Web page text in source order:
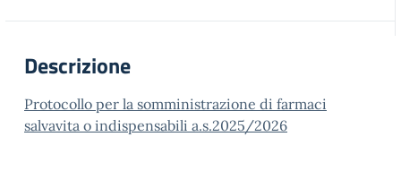
Descrizione
Protocollo per la somministrazione di farmaci
salvavita o indispensabili a.s.2025/2026